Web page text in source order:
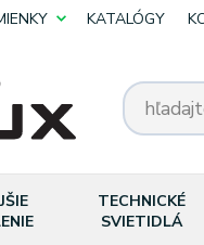
KATALÓGY
TECHNICKÉ
SVIETIDLÁ